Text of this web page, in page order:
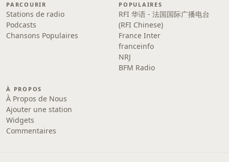
PARCOURIR
Stations de radio
Podcasts
Chansons Populaires
POPULAIRES
RFI 华语 - 法国国际广播电台
(RFI Chinese)
France Inter
franceinfo
NRJ
BFM Radio
À PROPOS
À Propos de Nous
Ajouter une station
Widgets
Commentaires